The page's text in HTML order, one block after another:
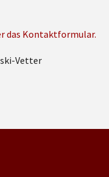
das Kontaktformular.
Vetter